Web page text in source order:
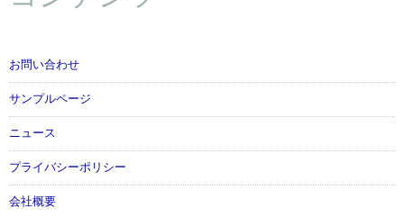
お問い合わせ
サンプルページ
ニュース
プライバシーポリシー
会社概要